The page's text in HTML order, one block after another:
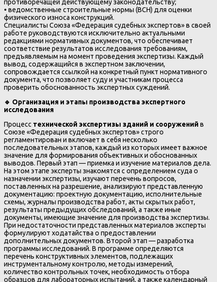
противоречащей действующему законодательству;
• ведомственные строительные нормы (ВСН) для оценки
физического износа конструкций.
Специалисты Союза «Федерация судебных экспертов» в своей
работе руководствуются исключительно актуальными
редакциями нормативных документов, что обеспечивает
соответствие результатов исследования требованиям,
предъявляемым на момент проведения экспертизы. Каждый
вывод, содержащийся в экспертном заключении,
сопровождается ссылкой на конкретный пункт нормативного
документа, что позволяет суду и участникам процесса
проверить обоснованность экспертных суждений.
🔹 Организация и этапы производства экспертного
исследования
Процесс технической экспертизы зданий и сооружений в
Союзе «Федерация судебных экспертов» строго
регламентирован и включает в себя несколько
последовательных этапов, каждый из которых имеет важное
значение для формирования объективных и обоснованных
выводов. Первый этап — приемка и изучение материалов дела.
На этом этапе эксперты знакомятся с определением суда о
назначении экспертизы, изучают перечень вопросов,
поставленных на разрешение, анализируют представленную
документацию: проектную документацию, исполнительные
схемы, журналы производства работ, акты скрытых работ,
результаты предыдущих обследований, а также иные
документы, имеющие значение для производства экспертизы.
При недостаточности представленных материалов эксперты
формулируют ходатайства о предоставлении
дополнительных документов. Второй этап — разработка
программы исследований. В программе определяются
перечень конструктивных элементов, подлежащих
инструментальному контролю, методы измерений,
количество контрольных точек, необходимость отбора
образцов для лабораторных испытаний, а также календарный